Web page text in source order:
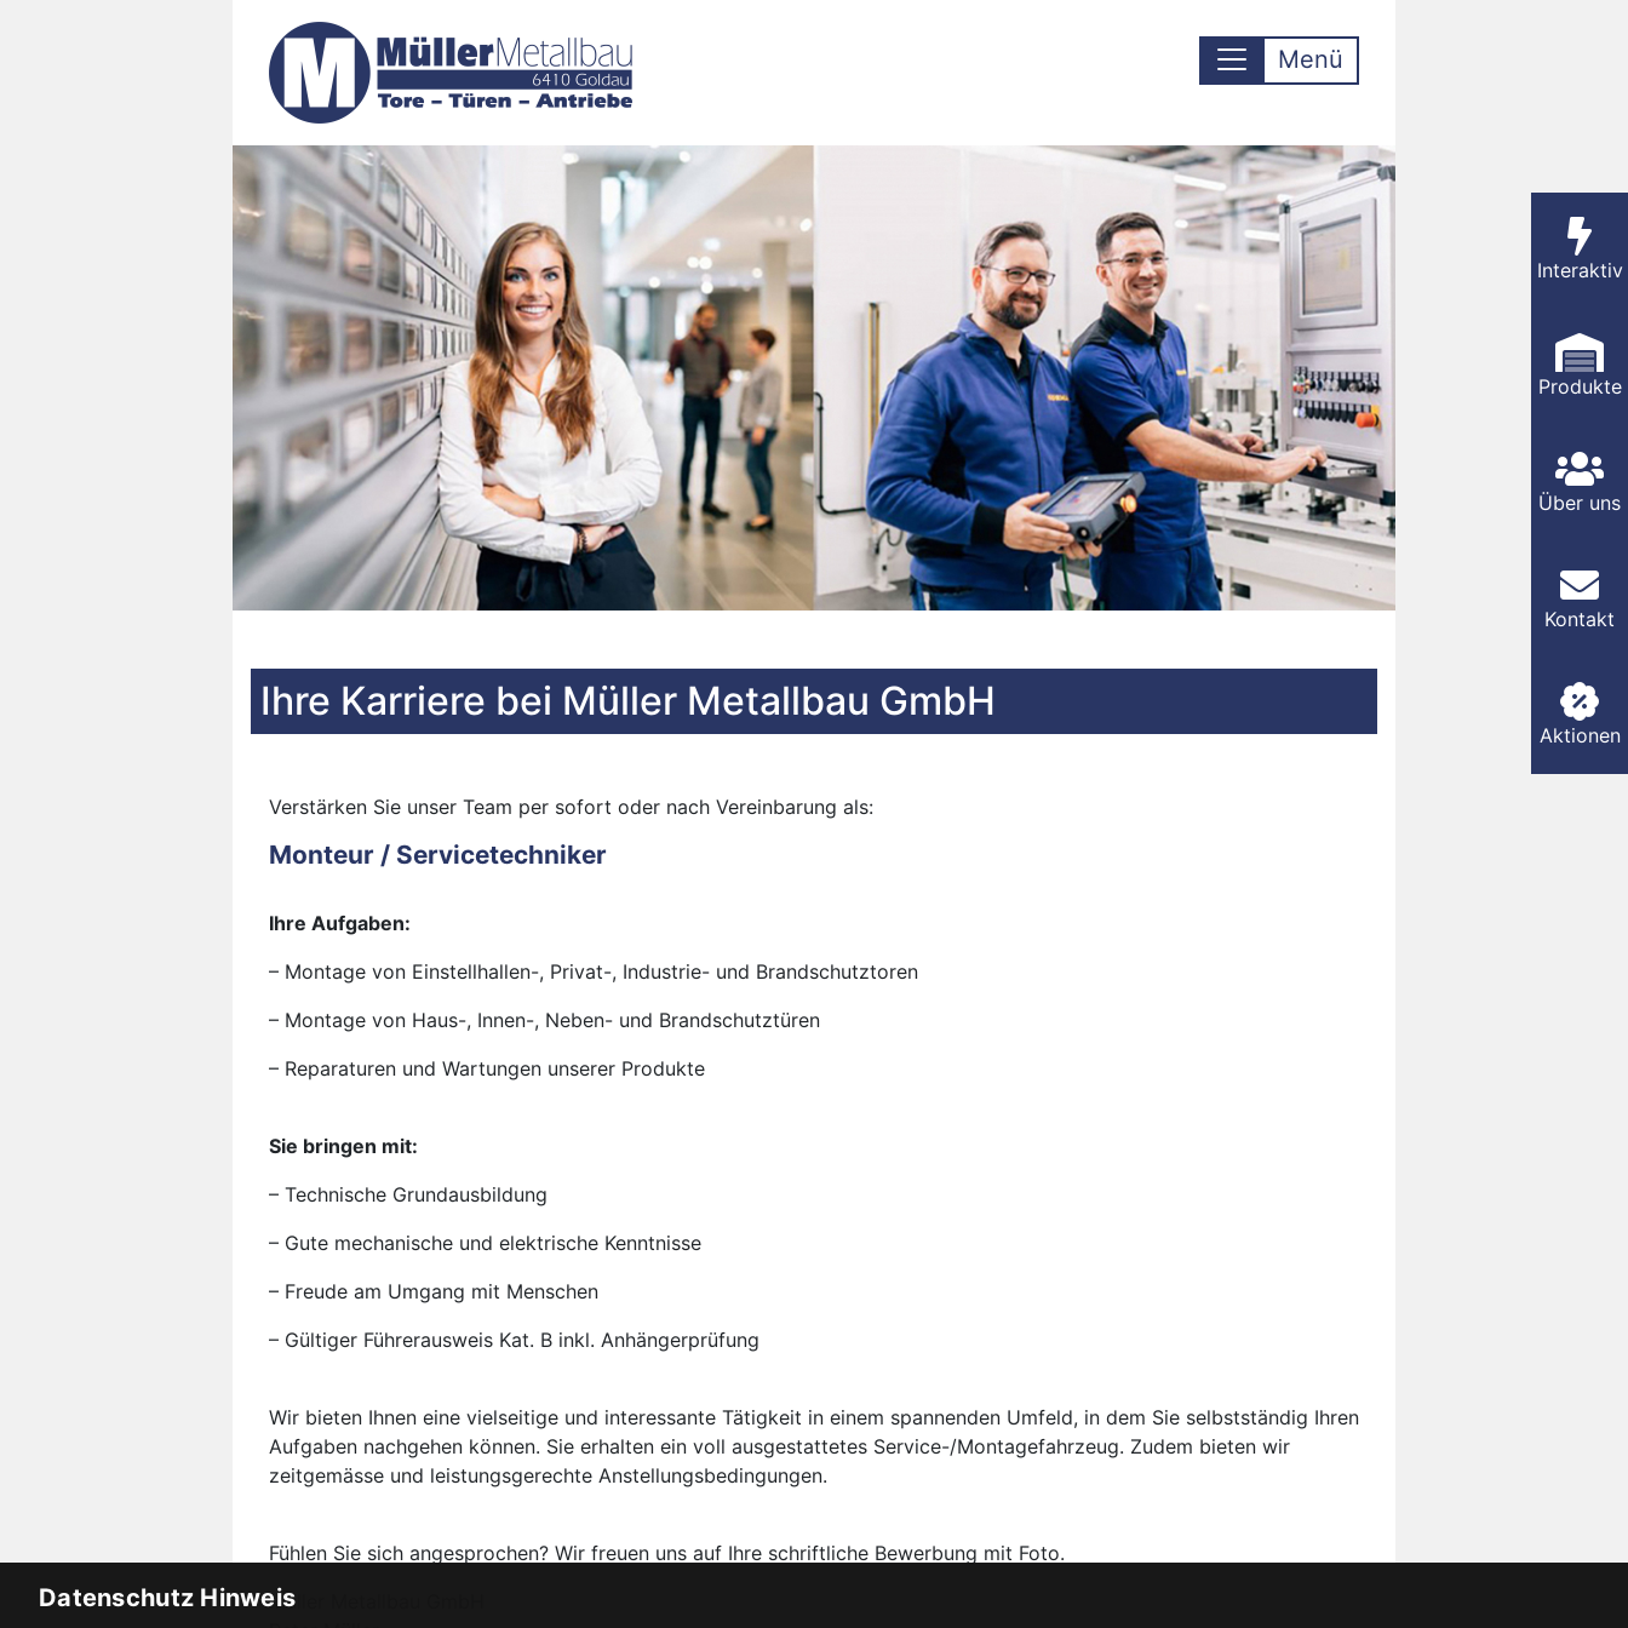
Menü
Interaktiv
Produkte
Über uns
Kontakt
Aktionen
Ihre Karriere bei Müller Metallbau GmbH
Verstärken Sie unser Team per sofort oder nach Vereinbarung als:
Monteur / Servicetechniker
Ihre Aufgaben:
– Montage von Einstellhallen-, Privat-, Industrie- und Brandschutztoren
– Montage von Haus-, Innen-, Neben- und Brandschutztüren
– Reparaturen und Wartungen unserer Produkte
Sie bringen mit:
– Technische Grundausbildung
– Gute mechanische und elektrische Kenntnisse
– Freude am Umgang mit Menschen
– Gültiger Führerausweis Kat. B inkl. Anhängerprüfung
Wir bieten Ihnen eine vielseitige und interessante Tätigkeit in einem spannenden Umfeld, in dem Sie selbstständig Ihren
Aufgaben nachgehen können. Sie erhalten ein voll ausgestattetes Service-/Montagefahrzeug. Zudem bieten wir
zeitgemässe und leistungsgerechte Anstellungsbedingungen.
Fühlen Sie sich angesprochen? Wir freuen uns auf Ihre schriftliche Bewerbung mit Foto.
Müller Metallbau GmbH
Datenschutz Hinweis